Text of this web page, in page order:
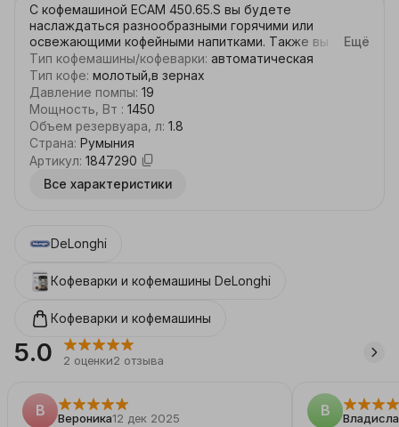
С кофемашиной ECAM 450.65.S вы будете
наслаждаться разнообразными горячими или
освежающими кофейными напитками. Также вы
сможете добавить любимые напитки в избранное и
наслаждаться ими исключительно так как это
нравится вам, ведь с помощью 4 профилей
пользователей для персонального удовольствия
нет приград .С новой функцией To Go вы можете
взять свой напиток куда угодно. Так же вы можете
выбрать один из трех основных размеров кофейного
напитка, настроив крепость и температуру по
своему вкусу.
Ещё
Тип кофемашины/кофеварки: автоматическая
Тип кофе: молотый,в зернах
Давление помпы: 19
Мощность, Вт : 1450
Объем резервуара, л: 1.8
Страна: Румыния
Артикул: 1847290
Все характеристики
DeLonghi
Кофеварки и кофемашины DeLonghi
Кофеварки и кофемашины
5.0 2 оценки2 отзыва
В Вероника12 дек 2025 В